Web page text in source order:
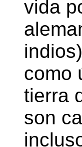
vida
como
tierra
son